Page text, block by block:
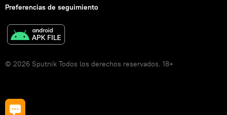
Preferencias de seguimiento
© 2026 Sputnik Todos los derechos reservados. 18+